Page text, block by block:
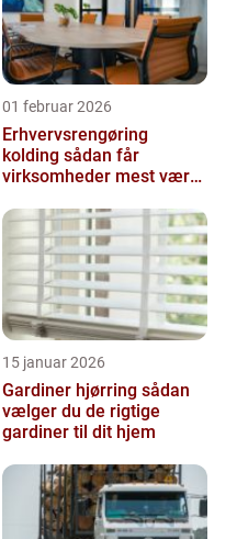
01 februar 2026
Erhvervsrengøring
kolding sådan får
virksomheder mest værdi
15 januar 2026
Gardiner hjørring sådan
vælger du de rigtige
gardiner til dit hjem